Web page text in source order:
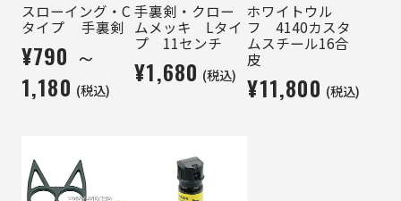
スローイング・C
タイプ 手裏剣
¥790 ～
1,180 (税込)
手裏剣・クロー
ムメッキ Lタイ
プ 11センチ
¥1,680 (税込)
ホワイトウル
フ 4140カスタ
ムスチール16合
皮
¥11,800 (税込)